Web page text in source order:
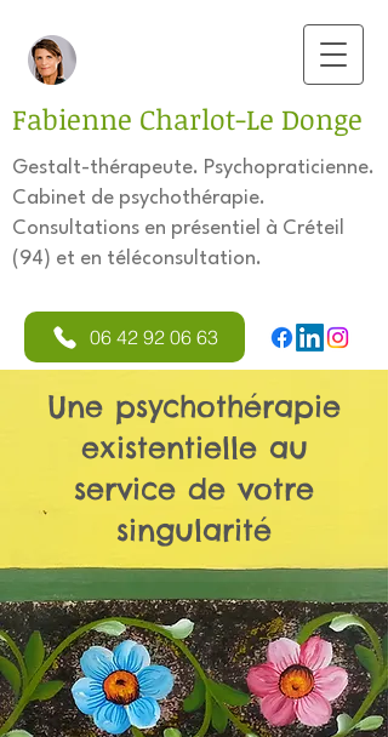
Fabienne Charlot-Le Donge
Gestalt-thérapeute. Psychopraticienne.
Cabinet de psychothérapie.
Consultations en présentiel à Créteil
(94) et en téléconsultation.
06 42 92 06 63
Une psychothérapie
existentielle au
service de votre
singularité